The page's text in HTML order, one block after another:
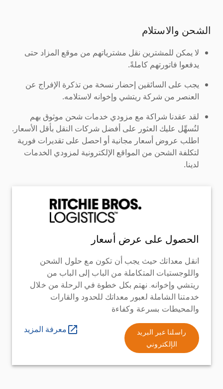
الشحن والاستلام
لا يمكن للمشترين نقل مشترياتهم من موقع المزاد حتى
يدفعوا فاتورتهم كاملةً.
يجب على السائقين إحضار نسخة من تذكرة الإفراج عن
العنصر من شركة ريتشي وإخوانه لاستلامه.
لقد عقدنا شراكة مع مزودي خدمات شحن موثوق بهم
لنُسهِّل عليك العثور على أفضل شركات النقل بأقل الأسعار.
اطلب عروض أسعار مجانية أو احصل على تقديرات فورية
لتكلفة الشحن من المواقع الإلكترونية لمزودي الخدمات
لدينا.
الحصول على عرض أسعار
انقل معداتك حيث يجب أن تكون مع حلول الشحن
واللوجستيات المتكاملة من الباب إلى الباب من
ريتشي وإخوانه. نهتم بكل خطوة في الرحلة من خلال
خدمتنا الشاملة لعبور معداتك للحدود والقارات
والمحيطات بسرعة وكفاءة
راسلنا عبر البريد
الإلكتروني
معرفة المزيد